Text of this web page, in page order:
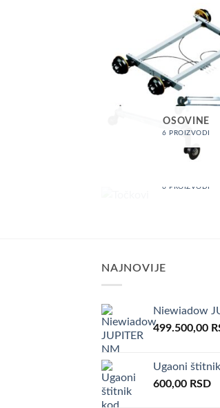
OSOVINE
6 PROIZVODI
6 PROIZVODI
NAJNOVIJE
Niewiadow
499.500,00
Ugaoni
600,00 RSD